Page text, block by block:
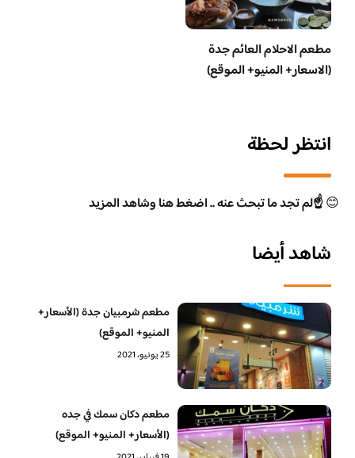
مطعم الاحلام العائم جدة
(الاسعار+ المنيو+ الموقع)
انتظر لحظة
😊☝️لم تجد ما تبحث عنه .. اضغط هنا وشاهد المزيد
شاهد أيضا
مطعم شرمبيان جدة (الأسعار+
المنيو+ الموقع)
25 يونيو، 2021
مطعم دكان سمك في جده
(الأسعار+ المنيو+ الموقع)